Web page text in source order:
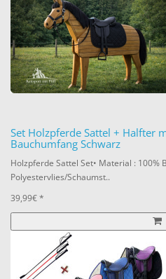
Set Holzpferde Sattel + Halfter
Bauchumfang Schwarz
Holzpferde Sattel Set• Material : 100%
Polyestervlies/Schaumst..
39,99€ *